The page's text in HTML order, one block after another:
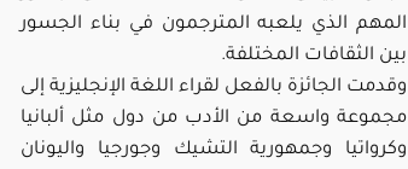
المهم الذي يلعبه المترجمون في بناء الجسور
بين الثقافات المختلفة.
وقدمت الجائزة بالفعل لقراء اللغة الإنجليزية إلى
مجموعة واسعة من الأدب من دول مثل ألبانيا
وكرواتيا وجمهورية التشيك وجورجيا واليونان